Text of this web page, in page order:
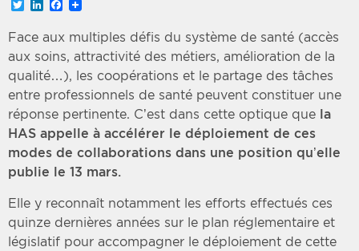
TwitterLinkedInFacebook
Face aux multiples défis du système de santé (accès
aux soins, attractivité des métiers, amélioration de la
qualité…), les coopérations et le partage des tâches
entre professionnels de santé peuvent constituer une
réponse pertinente. C’est dans cette optique que la
HAS appelle à accélérer le déploiement de ces
modes de collaborations dans une position qu’elle
publie le 13 mars.
Elle y reconnaît notamment les efforts effectués ces
quinze dernières années sur le plan réglementaire et
législatif pour accompagner le déploiement de cette